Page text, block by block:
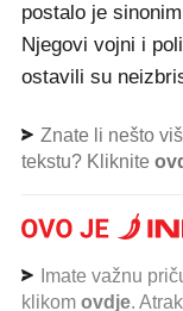
postalo je
Njegovi vojni i
ostavili su
Znate li nešto
tekstu? Kliknite
Imate važnu
klikom ovdje.